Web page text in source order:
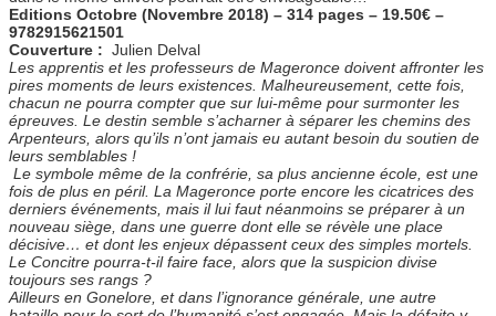
Editions Octobre (Novembre 2018) – 314 pages – 19.50€ –
9782915621501
Couverture : Julien Delval
Les apprentis et les professeurs de Mageronce doivent affronter les
pires moments de leurs existences. Malheureusement, cette fois,
chacun ne pourra compter que sur lui-même pour surmonter les
épreuves. Le destin semble s’acharner à séparer les chemins des
Arpenteurs, alors qu’ils n’ont jamais eu autant besoin du soutien de
leurs semblables !
Le symbole même de la confrérie, sa plus ancienne école, est une
fois de plus en péril. La Mageronce porte encore les cicatrices des
derniers événements, mais il lui faut néanmoins se préparer à un
nouveau siège, dans une guerre dont elle se révèle une place
décisive… et dont les enjeux dépassent ceux des simples mortels.
Le Concitre pourra-t-il faire face, alors que la suspicion divise
toujours ses rangs ?
Ailleurs en Gonelore, et dans l’ignorance générale, une autre